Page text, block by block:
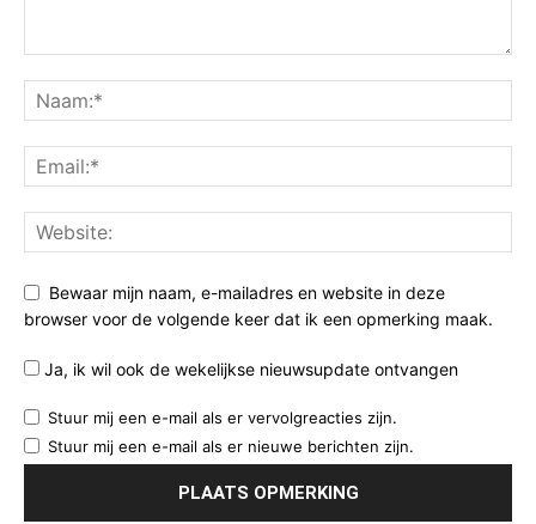
Bewaar mijn naam, e-mailadres en website in deze
browser voor de volgende keer dat ik een opmerking maak.
Ja, ik wil ook de wekelijkse nieuwsupdate ontvangen
Stuur mij een e-mail als er vervolgreacties zijn.
Stuur mij een e-mail als er nieuwe berichten zijn.